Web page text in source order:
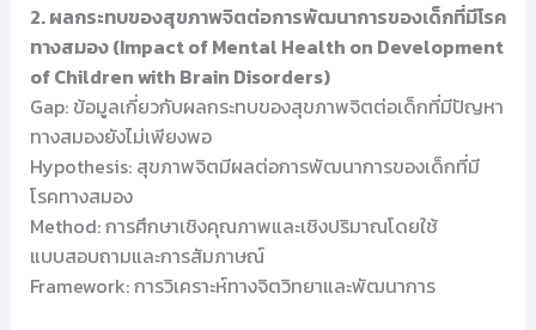
2. ผลกระทบของสุขภาพจิตต่อการพัฒนาการของเด็กที่มีโรค
ทางสมอง (Impact of Mental Health on Development
of Children with Brain Disorders)
Gap: ข้อมูลเกี่ยวกับผลกระทบของสุขภาพจิตต่อเด็กที่มีปัญหา
ทางสมองยังไม่เพียงพอ
Hypothesis: สุขภาพจิตมีผลต่อการพัฒนาการของเด็กที่มี
โรคทางสมอง
Method: การศึกษาเชิงคุณภาพและเชิงปริมาณโดยใช้
แบบสอบถามและการสัมภาษณ์
Framework: การวิเคราะห์ทางจิตวิทยาและพัฒนาการ